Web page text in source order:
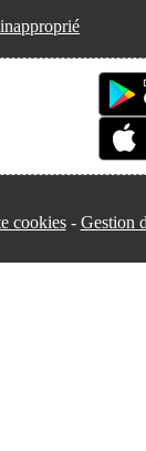
cookies Gestion